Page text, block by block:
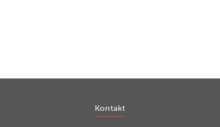
Kontakt